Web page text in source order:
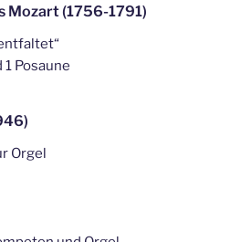
Mozart (1756-1791)
Posaune
Orgel